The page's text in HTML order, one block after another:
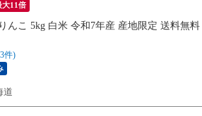
大11倍
んこ 5kg 白米 令和7年産 産地限定 送料無
件)
道